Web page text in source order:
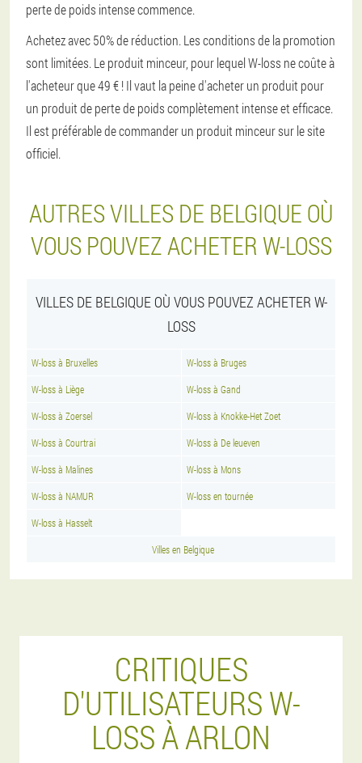
perte de poids intense commence.
Achetez avec 50% de réduction. Les conditions de la promotion
sont limitées. Le produit minceur, pour lequel W-loss ne coûte à
l'acheteur que 49 € ! Il vaut la peine d'acheter un produit pour
un produit de perte de poids complètement intense et efficace.
Il est préférable de commander un produit minceur sur le site
officiel.
AUTRES VILLES DE BELGIQUE OÙ
VOUS POUVEZ ACHETER W-LOSS
VILLES DE BELGIQUE OÙ VOUS POUVEZ ACHETER W-
LOSS
W-loss à Bruxelles W-loss à Bruges
W-loss à Liège W-loss à Gand
W-loss à Zoersel W-loss à Knokke-Het Zoet
W-loss à Courtrai W-loss à De leueven
W-loss à Malines W-loss à Mons
W-loss à NAMUR W-loss en tournée
W-loss à Hasselt
Villes en Belgique
CRITIQUES
D'UTILISATEURS W-
LOSS À ARLON